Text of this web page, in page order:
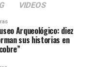
VIDEOS
Arqueológico: diez
sus historias en